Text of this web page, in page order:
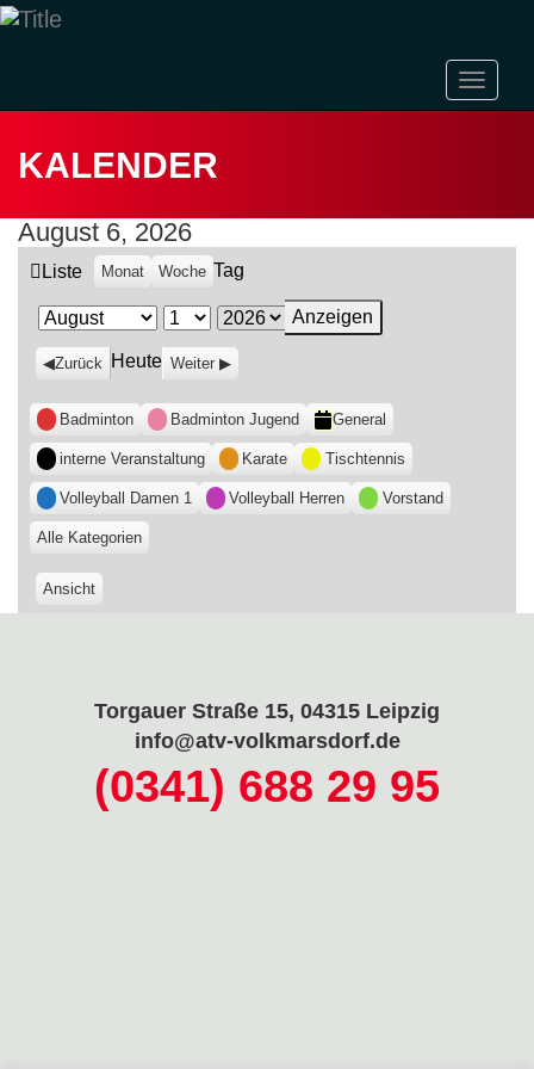
ein-/
KALENDER
August 6, 2026
Ansicht
Liste Monat Woche Tag
Monat
Tag
Jahr
Zurück Heute Weiter
Kategorien
Badminton Badminton Jugend General
interne Veranstaltung Karate Tischtennis
Volleyball Damen 1 Volleyball Herren Vorstand
Alle Kategorien
Ansicht
Torgauer Straße 15, 04315 Leipzig
info@atv-volkmarsdorf.de
(0341) 688 29 95